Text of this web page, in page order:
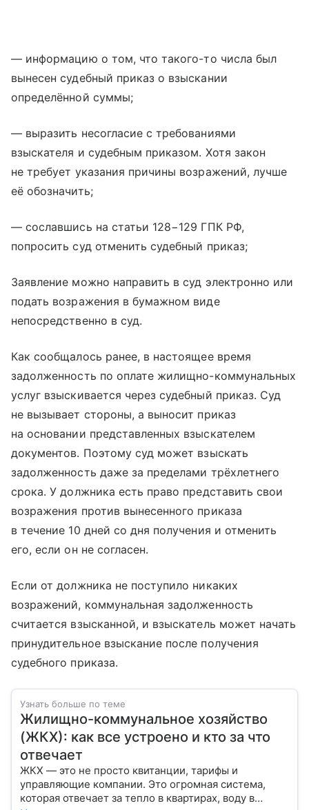
— информацию о том, что такого-то числа был
вынесен судебный приказ о взыскании
определённой суммы;
— выразить несогласие с требованиями
взыскателя и судебным приказом. Хотя закон
не требует указания причины возражений, лучше
её обозначить;
— сославшись на статьи 128−129 ГПК РФ,
попросить суд отменить судебный приказ;
Заявление можно направить в суд электронно или
подать возражения в бумажном виде
непосредственно в суд.
Как сообщалось ранее, в настоящее время
задолженность по оплате жилищно-коммунальных
услуг взыскивается через судебный приказ. Суд
не вызывает стороны, а выносит приказ
на основании представленных взыскателем
документов. Поэтому суд может взыскать
задолженность даже за пределами трёхлетнего
срока. У должника есть право представить свои
возражения против вынесенного приказа
в течение 10 дней со дня получения и отменить
его, если он не согласен.
Если от должника не поступило никаких
возражений, коммунальная задолженность
считается взысканной, и взыскатель может начать
принудительное взыскание после получения
судебного приказа.
Узнать больше по теме
Жилищно-коммунальное хозяйство
(ЖКХ): как все устроено и кто за что
отвечает
ЖКХ — это не просто квитанции, тарифы и
управляющие компании. Это огромная система,
которая отвечает за тепло в квартирах, воду в